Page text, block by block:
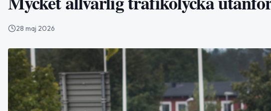
28 maj 2026